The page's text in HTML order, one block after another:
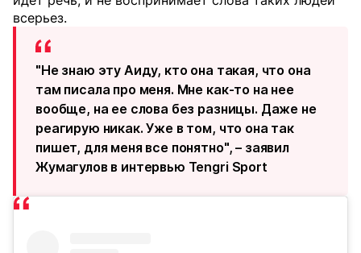
всерьез.
"Не знаю эту Аиду, кто она такая, что она
там писала про меня. Мне как-то на нее
вообще, на ее слова без разницы. Даже не
реагирую никак. Уже в том, что она так
пишет, для меня все понятно", – заявил
Жумагулов в интервью Tengri Sport